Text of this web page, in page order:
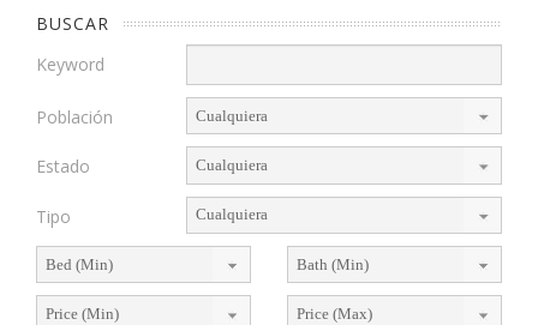
BUSCAR
Keyword
Población
Estado
Tipo